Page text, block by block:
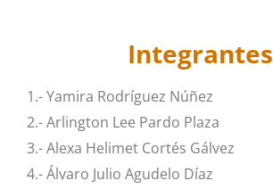
Integrantes
1.- Yamira Rodríguez Núñez
2.- Arlington Lee Pardo Plaza
3.- Alexa Helimet Cortés Gálvez
4.- Álvaro Julio Agudelo Díaz